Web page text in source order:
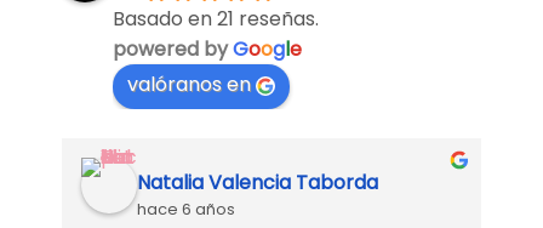
Basado en 21 reseñas.
powered byGoogle
valóranos en
Natalia Valencia Taborda
hace 6 años